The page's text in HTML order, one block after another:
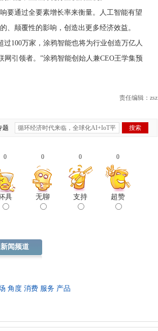
通过全要素增长率来衡量。人工智能有望
、颠覆性的影响，创造出更多经济效益。
100万家，涂鸦智能也将为行业创造万亿人
引领者。”涂鸦智能创始人兼CEO王学集预
责任编辑：zsz
题
0
具
0
无聊
0
支持
0
超赞
闻频道
角度 消费 服务 产品